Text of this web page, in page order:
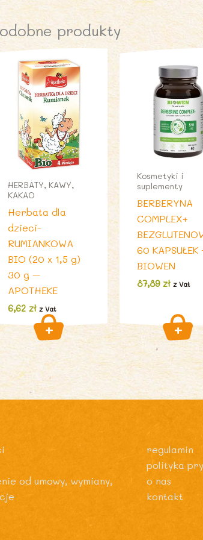
produkty
HERBATY, KAWY,
KAKAO
Herbata dla
dzieci-
RUMIANKOWA
BIO (20 x 1,5 g)
30 g –
APOTHEKE
6,62zł z Vat
Kosmetyki i
suplementy
BERBERYNA
COMPLEX+
60
BIOWEN
87,89 zł z Vat
od umowy, wymiany,
regulamin
polityka
o nas
kontakt